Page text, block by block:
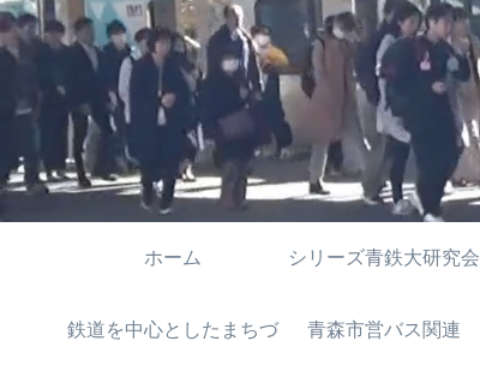
ホーム シリーズ青鉄大研究会
鉄道を中心としたまちづ 青森市営バス関連